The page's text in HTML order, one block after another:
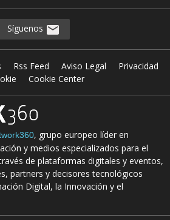
Síguenos
Rss Feed Aviso Legal
Privacidad
Cookie Center
, grupo europeo líder en
y medios especializados para el
de plataformas digitales y eventos,
partners y decisores tecnológicos
Digital, la Innovación y el